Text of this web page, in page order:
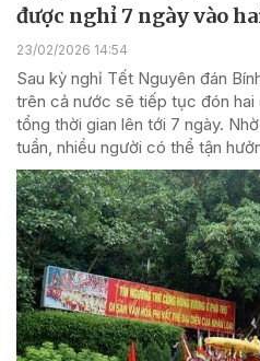
được nghỉ 7 ngày vào
23/02/2026 14:54
Sau kỳ nghỉ Tết Nguyên đán
trên cả nước sẽ tiếp tục đón hai
tổng thời gian lên tới 7 ngày.
tuần, nhiều người có thể tận